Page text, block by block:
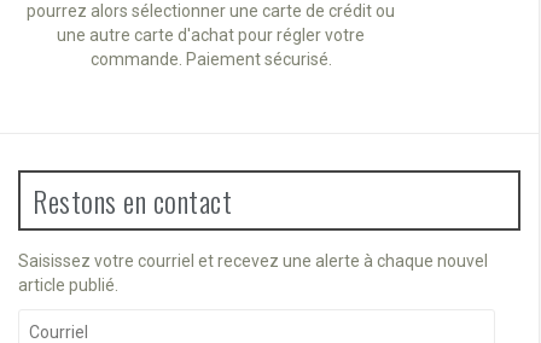
pourrez alors sélectionner une carte de crédit ou
une autre carte d'achat pour régler votre
commande. Paiement sécurisé.
Restons en contact
Saisissez votre courriel et recevez une alerte à chaque nouvel
article publié.